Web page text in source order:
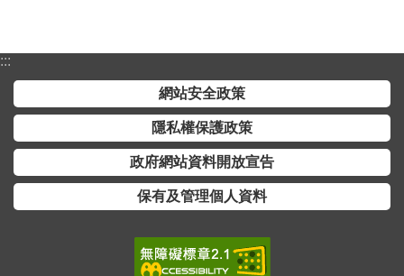
意
信
:::
網站安全政策
隱私權保護政策
政府網站資料開放宣告
保有及管理個人資料